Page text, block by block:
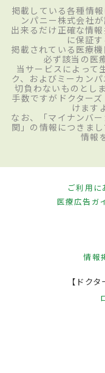
掲載している各種情
ンパニー株式会社
出来るだけ正確な情
に保証
掲載されている医療
必ず該当の医
当サービスによって
ク、およびミーカン
切負わないものとし
手数ですがドクター
けます
なお、「マイナンバ
関」の情報につきま
情報
ご利用に
医療広告ガ
情報
【ドク